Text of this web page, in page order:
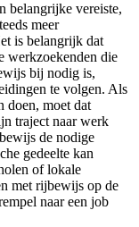
belangrijke vereiste,
meer
is belangrijk dat
die
bij nodig is,
te volgen. Als
doen, moet dat
traject naar werk
de nodige
gedeelte kan
of lokale
met rijbewijs op de
naar een job